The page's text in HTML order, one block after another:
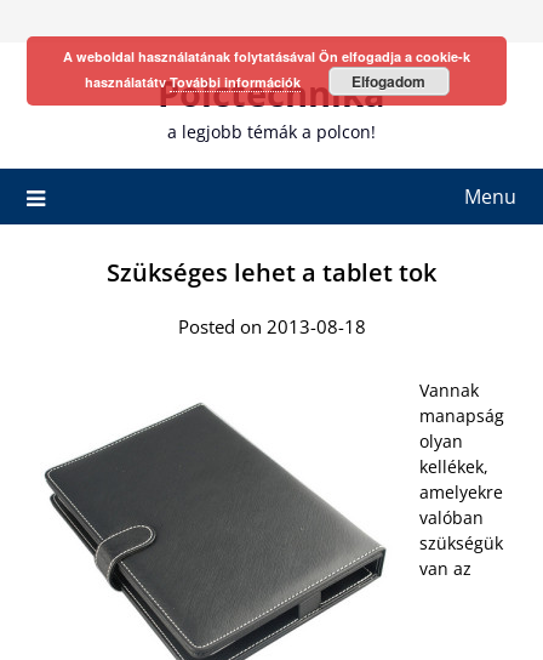
Polctechnika
a legjobb témák a polcon!
Menu
Szükséges lehet a tablet tok
Posted on 2013-08-18
Vannak
manapság
olyan
kellékek,
amelyekre
valóban
szükségük
van az
A weboldal használatának folytatásával Ön elfogadja a cookie-k
használatátvTovábbi információk Elfogadom